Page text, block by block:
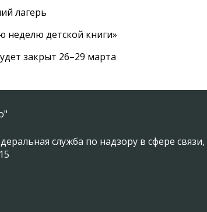
лагерь
детской книги»
закрыт 26–29 марта
служба по надзору в сфере